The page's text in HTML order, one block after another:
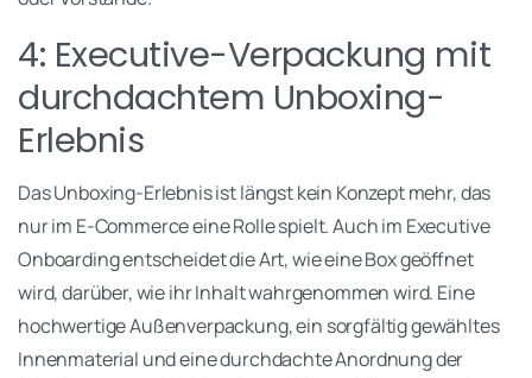
4: Executive-Verpackung mit
durchdachtem Unboxing-
Erlebnis
Das Unboxing-Erlebnis ist längst kein Konzept mehr, das
nur im E-Commerce eine Rolle spielt. Auch im Executive
Onboarding entscheidet die Art, wie eine Box geöffnet
wird, darüber, wie ihr Inhalt wahrgenommen wird. Eine
hochwertige Außenverpackung, ein sorgfältig gewähltes
Innenmaterial und eine durchdachte Anordnung der